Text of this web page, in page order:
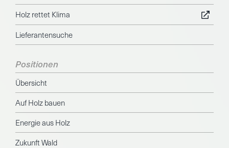
Holz rettet Klima
Lieferantensuche
Positionen
Übersicht
Auf Holz bauen
Energie aus Holz
Zukunft Wald